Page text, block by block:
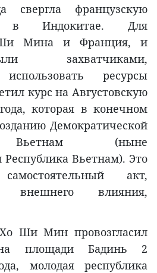
свергла французскую
в Индокитае. Для
Ши Мина и Франция, и
захватчиками,
ресурсы
курс на Августовскую
которая в конечном
Демократической
Вьетнам (ныне
Республика Вьетнам). Это
акт,
внешнего влияния,
Ши Мин провозгласил
на площади Бадинь 2
молодая республика